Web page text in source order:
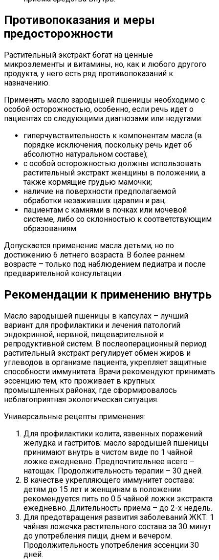
Противопоказания и меры
предосторожности
Растительный экстракт богат на ценные
микроэлементы и витамины, но, как и любого другого
продукта, у него есть ряд противопоказаний к
назначению.
Применять масло зародышей пшеницы необходимо с
особой осторожностью, особенно, если речь идет о
пациентах со следующими диагнозами или недугами:
гиперчувствительность к компонентам масла (в
порядке исключения, поскольку речь идет об
абсолютно натуральном составе);
с особой осторожностью должны использовать
растительный экстракт женщины в положении, а
также кормящие грудью мамочки;
наличие на поверхности предполагаемой
обработки незаживших царапин и ран;
пациентам с камнями в почках или мочевой
системе, либо со склонностью к соответствующим
образованиям.
Допускается применение масла детьми, но по
достижению 6 летнего возраста. В более раннем
возрасте – только под наблюдением педиатра и после
предварительной консультации.
Рекомендации к применению внутрь
Масло зародышей пшеницы в капсулах – лучший
вариант для профилактики и лечения патологий
эндокринной, нервной, пищеварительной и
репродуктивной систем. В послеоперационный период
растительный экстракт регулирует обмен жиров и
углеводов в организме пациента, укрепляет защитные
способности иммунитета. Врачи рекомендуют принимать
эссенцию тем, кто проживает в крупных
промышленных районах, где сформировалось
неблагоприятная экологическая ситуация.
Универсальные рецепты применения:
Для профилактики колита, язвенных поражений
желудка и гастритов: масло зародышей пшеницы
принимают внутрь в чистом виде по 1 чайной
ложке ежедневно. Предпочтительнее всего –
натощак. Продолжительность терапии – 30 дней.
В качестве укрепляющего иммунитет состава:
детям до 15 лет и женщинам в положении
рекомендуется пить по 0.5 чайной ложки экстракта
ежедневно. Длительность приема – до 2-х недель.
Для предотвращения развития заболеваний ЖКТ: 1
чайная ложечка растительного состава за 30 минут
до употребления пищи, днем и вечером.
Продолжительность употребления эссенции 30
дней.